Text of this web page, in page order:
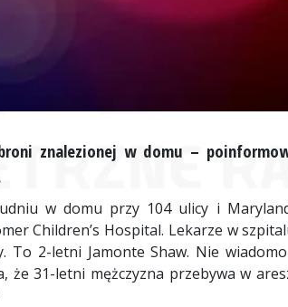
znalezionej w domu –
w domu przy 104 ulicy i
Children’s Hospital. Lekarze w
2-letni Jamonte Shaw. Nie
że 31-letni mężczyzna przebywa w